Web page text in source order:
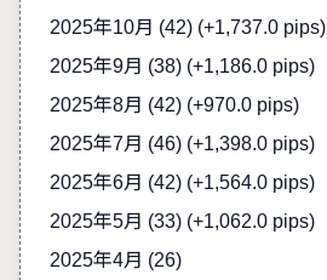
2025年10月 (42) (+1,737.0 pips)
2025年9月 (38) (+1,186.0 pips)
2025年8月 (42) (+970.0 pips)
2025年7月 (46) (+1,398.0 pips)
2025年6月 (42) (+1,564.0 pips)
2025年5月 (33) (+1,062.0 pips)
2025年4月 (26)